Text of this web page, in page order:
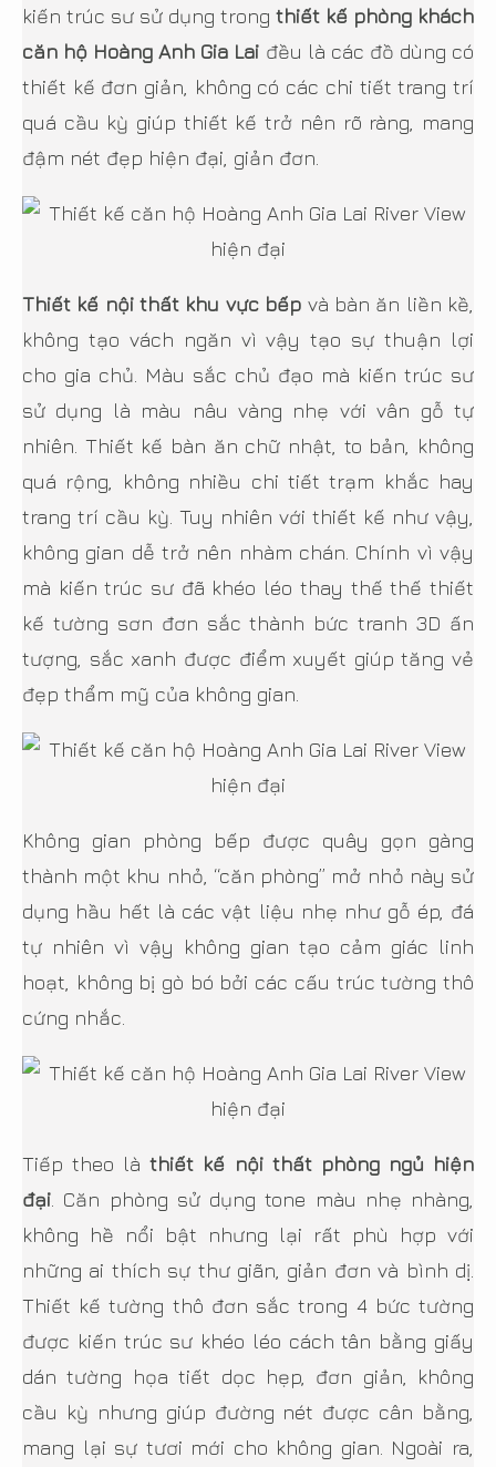
kiến trúc sư sử dụng trong thiết kế phòng khách
căn hộ Hoàng Anh Gia Lai đều là các đồ dùng có
thiết kế đơn giản, không có các chi tiết trang trí
quá cầu kỳ giúp thiết kế trở nên rõ ràng, mang
đậm nét đẹp hiện đại, giản đơn.
Thiết kế nội thất khu vực bếp và bàn ăn liền kề,
không tạo vách ngăn vì vậy tạo sự thuận lợi
cho gia chủ. Màu sắc chủ đạo mà kiến trúc sư
sử dụng là màu nâu vàng nhẹ với vân gỗ tự
nhiên. Thiết kế bàn ăn chữ nhật, to bản, không
quá rộng, không nhiều chi tiết trạm khắc hay
trang trí cầu kỳ. Tuy nhiên với thiết kế như vậy,
không gian dễ trở nên nhàm chán. Chính vì vậy
mà kiến trúc sư đã khéo léo thay thế thế thiết
kế tường sơn đơn sắc thành bức tranh 3D ấn
tượng, sắc xanh được điểm xuyết giúp tăng vẻ
đẹp thẩm mỹ của không gian.
Không gian phòng bếp được quây gọn gàng
thành một khu nhỏ, “căn phòng” mở nhỏ này sử
dụng hầu hết là các vật liệu nhẹ như gỗ ép, đá
tự nhiên vì vậy không gian tạo cảm giác linh
hoạt, không bị gò bó bởi các cấu trúc tường thô
cứng nhắc.
Tiếp theo làthiết kế nội thất phòng ngủ hiện
đại . Căn phòng sử dụng tone màu nhẹ nhàng,
không hề nổi bật nhưng lại rất phù hợp với
những ai thích sự thư giãn, giản đơn và bình dị.
Thiết kế tường thô đơn sắc trong 4 bức tường
được kiến trúc sư khéo léo cách tân bằng giấy
dán tường họa tiết dọc hẹp, đơn giản, không
cầu kỳ nhưng giúp đường nét được cân bằng,
mang lại sự tươi mới cho không gian. Ngoài ra,